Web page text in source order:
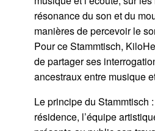
résonance du son et du
manières de percevoir le
Pour ce Stammtisch,
de partager ses
ancestraux entre musique
Le principe du Stammtisch :
résidence, l’équipe